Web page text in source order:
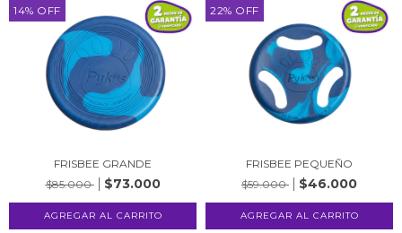
14% OFF
FRISBEE GRANDE
$85.000
$73.000
22% OFF
FRISBEE PEQUEÑO
$59.000
$46.000